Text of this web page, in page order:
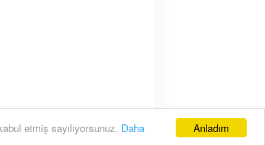
Anladım
etmiş sayılıyorsunuz. Daha